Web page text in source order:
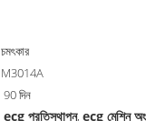
চমৎকার
M3014A
90 দিন
ecg প্রতিস্থাপন,ecg মেশিন